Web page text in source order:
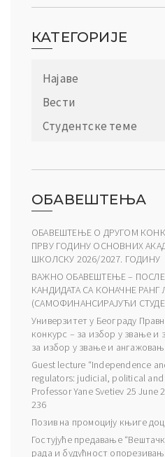
КАТЕГОРИЈЕ
Најаве
Вести
Студентске теме
ОБАВЕШТЕЊА
ОБАВЕШТЕЊЕ О ДРУГОМ
ПРВУ ГОДИНУ ОСНОВНИХ
ШКОЛСКУ 2026/2027. ГОДИНУ
ВАЖНО ОБАВЕШТЕЊЕ –
КАНДИДАТА СА КОНАЧНЕ РАНГ
(САМОФИНАНСИРАЈУЋИ
Универзитет у Београду
конкурс – за избор у звање и
за избор у звање и
Guest lecture “Independence
regulators: judicial, political and
Professor Yane Svetiev 25 June
236
Позив на промоцију књиге
Гостујуће предавање
рада и будућност